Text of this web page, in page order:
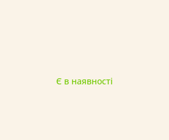
Є в наявності